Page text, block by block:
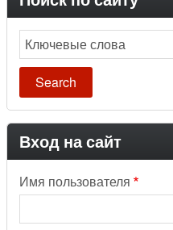
Search
Вход на сайт
Имя пользователя